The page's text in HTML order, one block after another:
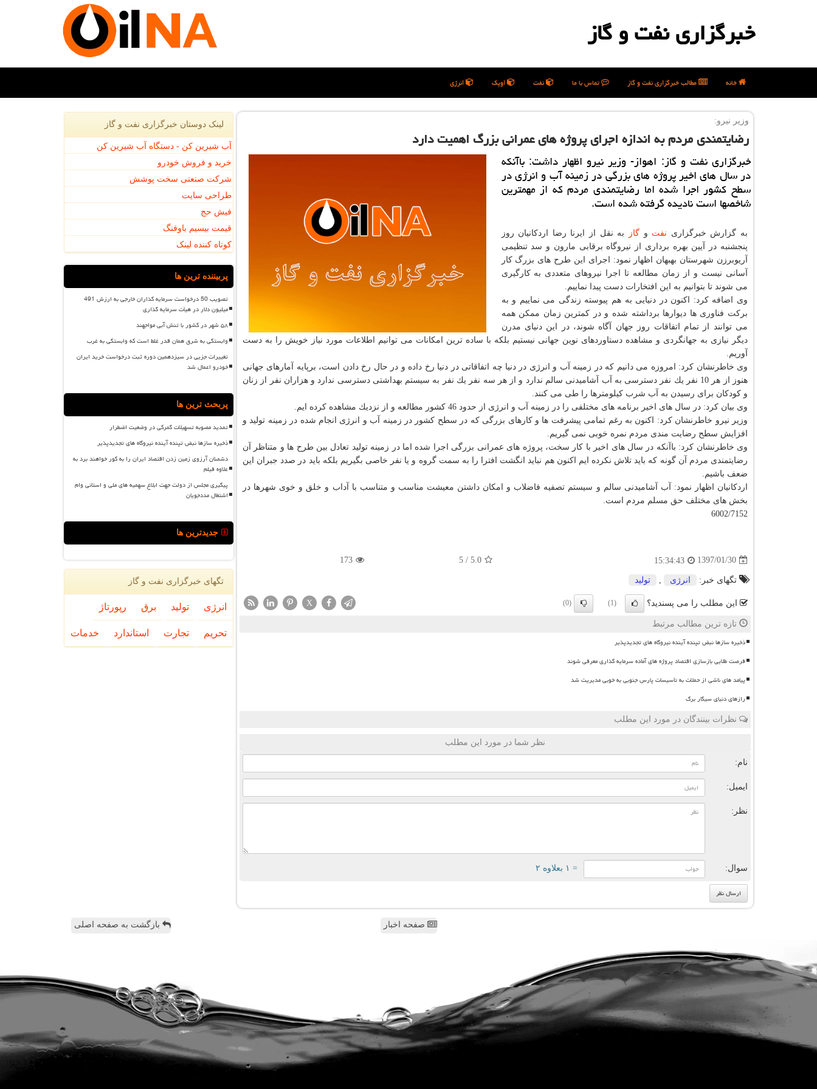
خبرگزاری نفت و گاز
خانه مطالب خبرگزاری نفت و گاز تماس با ما نفت اوپک انرژی
وزیر نیرو:
رضایتمندی مردم به اندازه اجرای پروژه های عمرانی بزرگ اهمیت دارد
خبرگزاری نفت و گاز: اهواز- وزیر نیرو اظهار داشت: باآنكه
در سال های اخیر پروژه های بزرگی در زمینه آب و انرژی در
سطح كشور اجرا شده اما رضایتمندی مردم كه از مهمترین
شاخصها است نادیده گرفته شده است.
به گزارش خبرگزاری نفت وگاز
به نقل از ایرنا رضا اردكانیان روز
پنجشنبه در آیین بهره برداری از نیروگاه برقابی مارون و سد تنظیمی
آریوبرزن شهرستان بهبهان اظهار نمود: اجرای این طرح های بزرگ كار
آسانی نیست و از زمان مطالعه تا اجرا نیروهای متعددی به كارگیری
می شوند تا بتوانیم به این افتخارات دست پیدا نماییم.
وی اضافه كرد: اكنون در دنیایی به هم پیوسته زندگی می نماییم و به
بركت فناوری ها دیوارها برداشته شده و در كمترین زمان ممكن همه
می توانند از تمام اتفاقات روز جهان آگاه شوند، در این دنیای مدرن
دیگر نیازی به جهانگردی و مشاهده دستاوردهای نوین جهانی نیستیم بلكه با ساده ترین امكانات می توانیم اطلاعات مورد نیاز خویش را به دست
آوریم.
وی خاطرنشان كرد: امروزه می دانیم كه در زمینه آب و انرژی در دنیا چه اتفاقاتی در دنیا رخ داده و در حال رخ دادن است، برپایه آمارهای جهانی
هنوز از هر 10 نفر یك نفر دسترسی به آب آشامیدنی سالم ندارد و از هر سه نفر یك نفر به سیستم بهداشتی دسترسی ندارد و هزاران نفر از زنان
و كودكان برای رسیدن به آب شرب كیلومترها را طی می كنند.
وی بیان كرد: در سال های اخیر برنامه های مختلفی را در زمینه آب و انرژی از حدود 46 كشور مطالعه و از نزدیك مشاهده كرده ایم.
وزیر نیرو خاطرنشان كرد: اكنون به رغم تمامی پیشرفت ها و كارهای بزرگی كه در سطح كشور در زمینه آب و انرژی انجام شده در زمینه تولید و
افزایش سطح رضایت مندی مردم نمره خوبی نمی گیریم.
وی خاطرنشان كرد: باآنكه در سال های اخیر با كار سخت، پروژه های عمرانی بزرگی اجرا شده اما در زمینه تولید تعادل بین طرح ها و متناظر آن
رضایتمندی مردم آن گونه كه باید تلاش نكرده ایم اكنون هم نباید انگشت افترا را به سمت گروه و یا نفر خاصی بگیریم بلكه باید در صدد جبران این
ضعف باشیم.
اردكانیان اظهار نمود: آب آشامیدنی سالم و سیستم تصفیه فاضلاب و امكان داشتن معیشت مناسب و متناسب با آداب و خلق و خوی شهرها در
بخش های مختلف حق مسلم مردم است.
6002/7152
1397/01/30
15:34:43
5.0
/
5
173
تگهای خبر: انرژی تولید
این مطلب را می پسندید؟ (1)
(0)
X
تازه ترین مطالب مرتبط
ذخیره سازها نبض تپنده آینده نیروگاه های تجدیدپذیر
فرصت طلایی بازسازی اقتصاد پروژه های آماده سرمایه گذاری معرفی شوند
پیامد های ناشی از حملات به تأسیسات پارس جنوبی به خوبی مدیریت شد
رازهای دنیای سیگار برگ
نظرات بینندگان در مورد این مطلب
نظر شما در مورد این مطلب
نام:
ایمیل:
نظر:
سوال: = ۱ بعلاوه ۲
لینک دوستان خبرگزاری نفت و گاز
آب شیرین کن - دستگاه آب شیرین کن
خرید و فروش خودرو
شرکت صنعتی سخت پوشش
طراحی سایت
فیش حج
قیمت بیسیم باوفنگ
کوتاه کننده لینک
پربیننده ترین ها
تصویب 50 درخواست سرمایه گذاران خارجی به ارزش 491
میلیون دلار در هیأت سرمایه گذاری
۵۸ شهر در کشور با تنش آبی مواجهند
وابستگی به شرق همان قدر غلط است که وابستگی به غرب
تغییرات جزیی در سیزدهمین دوره ثبت درخواست خرید ایران
خودرو اعمال شد
پربحث ترین ها
تمدید مصوبه تسهیلات گمرکی در وضعیت اضطرار
ذخیره سازها نبض تپنده آینده نیروگاه های تجدیدپذیر
دشمنان آرزوی زمین زدن اقتصاد ایران را به گور خواهند برد به
علاوه فیلم
پیگیری مجلس از دولت جهت ابلاغ سهمیه های ملی و استانی وام
اشتغال مددجویان
جدیدترین ها
تگهای خبرگزاری نفت و گاز
انرژی تولید برق رپورتاژ
تحریم تجارت استاندارد خدمات
صفحه اخبار بازگشت به صفحه اصلی